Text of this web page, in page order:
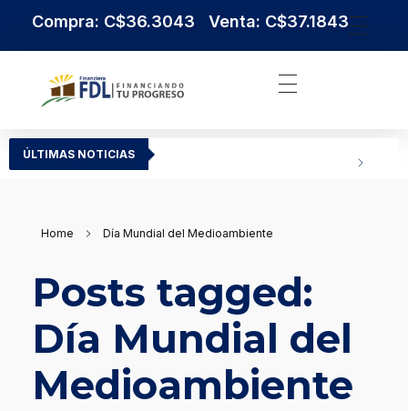
Compra: C$36.3043 Venta: C$37.1843
ÚLTIMAS NOTICIAS
Home Día Mundial del Medioambiente
Posts tagged:
Día Mundial del
Medioambiente